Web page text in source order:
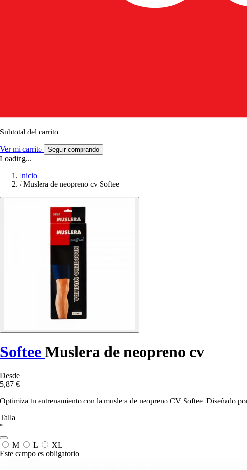
Subtotal del carrito
Ver mi carrito Seguir comprando
Loading...
Inicio
/ Muslera de neopreno cv Softee
Softee Muslera de neopreno cv
Desde
5,87 €
Optimiza tu entrenamiento con la muslera de neopreno CV Softee. Diseñado
Talla
*
M L
XL
Este campo es obligatorio